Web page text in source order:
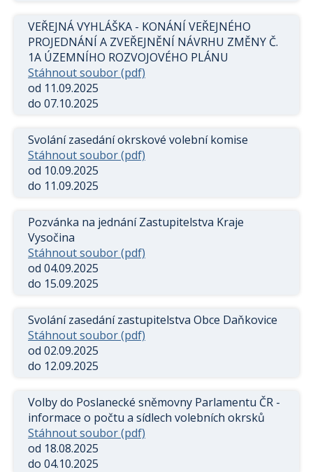
VEŘEJNÁ VYHLÁŠKA - KONÁNÍ VEŘEJNÉHO
PROJEDNÁNÍ A ZVEŘEJNĚNÍ NÁVRHU ZMĚNY Č.
1A ÚZEMNÍHO ROZVOJOVÉHO PLÁNU
Stáhnout soubor (pdf)
od 11.09.2025
do 07.10.2025
Svolání zasedání okrskové volební komise
Stáhnout soubor (pdf)
od 10.09.2025
do 11.09.2025
Pozvánka na jednání Zastupitelstva Kraje
Vysočina
Stáhnout soubor (pdf)
od 04.09.2025
do 15.09.2025
Svolání zasedání zastupitelstva Obce Daňkovice
Stáhnout soubor (pdf)
od 02.09.2025
do 12.09.2025
Volby do Poslanecké sněmovny Parlamentu ČR -
informace o počtu a sídlech volebních okrsků
Stáhnout soubor (pdf)
od 18.08.2025
do 04.10.2025